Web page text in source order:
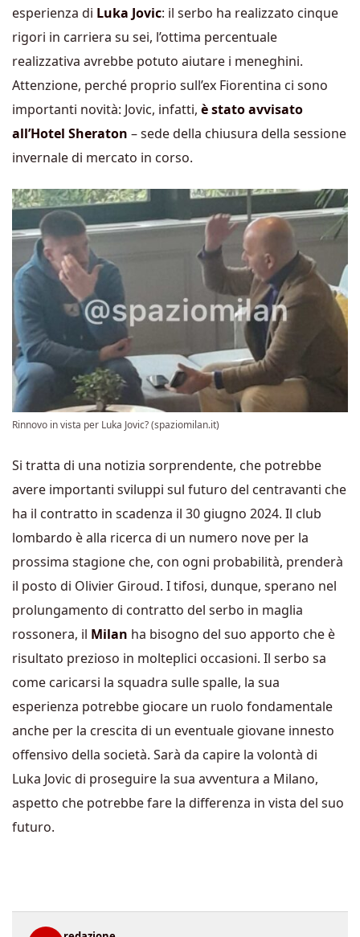
esperienza di Luka Jovic: il serbo ha realizzato cinque
rigori in carriera su sei, l’ottima percentuale
realizzativa avrebbe potuto aiutare i meneghini.
Attenzione, perché proprio sull’ex Fiorentina ci sono
importanti novità: Jovic, infatti, è stato avvisato
all’Hotel Sheraton – sede della chiusura della sessione
invernale di mercato in corso.
Rinnovo in vista per Luka Jovic? (spaziomilan.it)
Si tratta di una notizia sorprendente, che potrebbe
avere importanti sviluppi sul futuro del centravanti che
ha il contratto in scadenza il 30 giugno 2024. Il club
lombardo è alla ricerca di un numero nove per la
prossima stagione che, con ogni probabilità, prenderà
il posto di Olivier Giroud. I tifosi, dunque, sperano nel
prolungamento di contratto del serbo in maglia
rossonera, il Milan ha bisogno del suo apporto che è
risultato prezioso in molteplici occasioni. Il serbo sa
come caricarsi la squadra sulle spalle, la sua
esperienza potrebbe giocare un ruolo fondamentale
anche per la crescita di un eventuale giovane innesto
offensivo della società. Sarà da capire la volontà di
Luka Jovic di proseguire la sua avventura a Milano,
aspetto che potrebbe fare la differenza in vista del suo
futuro.